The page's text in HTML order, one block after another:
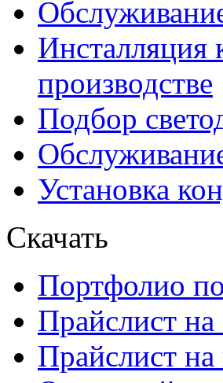
Инсталляция
производстве
Подбор
Установка
Скачать
Портфолио
Прайcлист
Прайслист